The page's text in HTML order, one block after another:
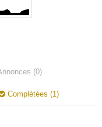
(0)
Complétées (1)